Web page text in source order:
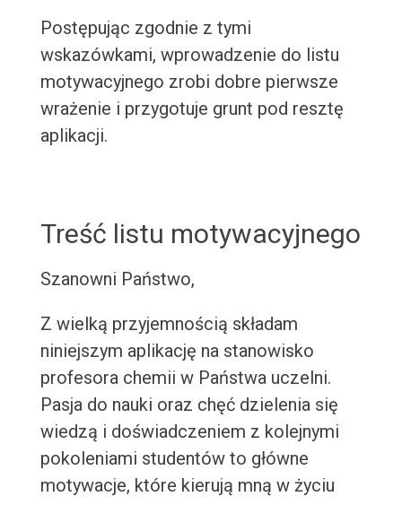
Postępując zgodnie z tymi
wskazówkami, wprowadzenie do listu
motywacyjnego zrobi dobre pierwsze
wrażenie i przygotuje grunt pod resztę
aplikacji.
Treść listu motywacyjnego
Szanowni Państwo,
Z wielką przyjemnością składam
niniejszym aplikację na stanowisko
profesora chemii w Państwa uczelni.
Pasja do nauki oraz chęć dzielenia się
wiedzą i doświadczeniem z kolejnymi
pokoleniami studentów to główne
motywacje, które kierują mną w życiu